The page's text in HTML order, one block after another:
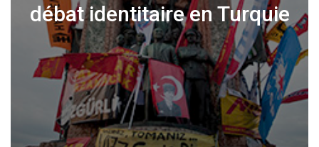
débat identitaire en Turquie